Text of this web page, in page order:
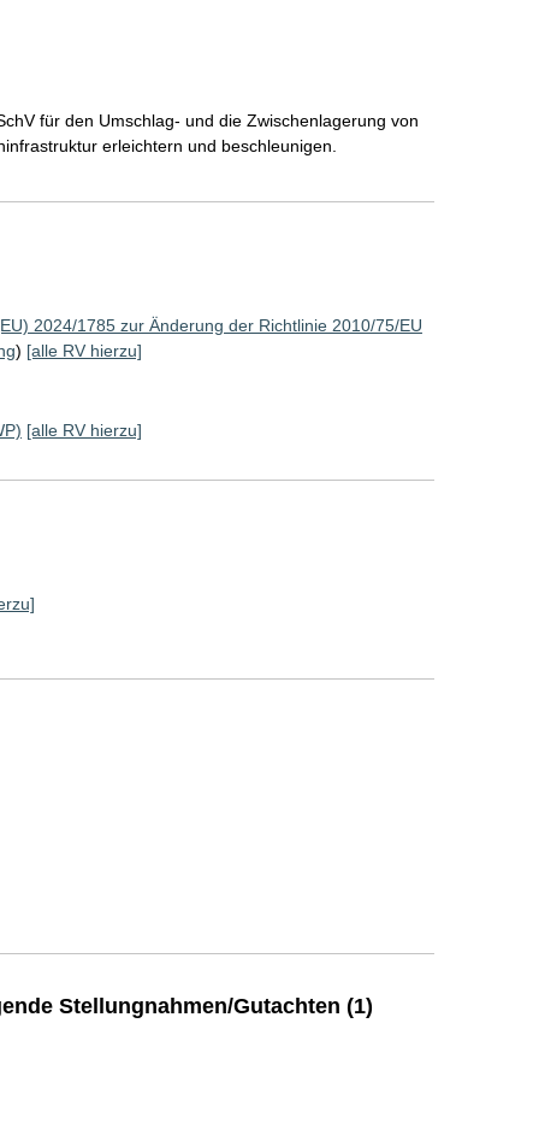
für den Umschlag- und die Zwischenlagerung von
erleichtern und beschleunigen.
2024/1785 zur Änderung der Richtlinie 2010/75/EU
) [alle RV hierzu]
[alle RV hierzu]
Stellungnahmen/Gutachten (1)